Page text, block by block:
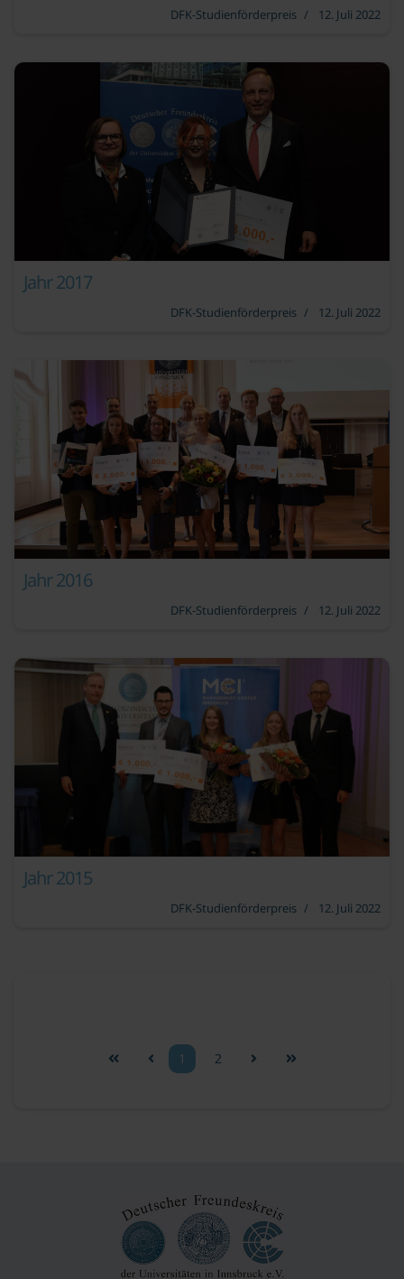
DFK-Studienförderpreis 12. Juli 2022
Jahr 2017
DFK-Studienförderpreis 12. Juli 2022
Jahr 2016
DFK-Studienförderpreis 12. Juli 2022
Jahr 2015
DFK-Studienförderpreis 12. Juli 2022
1 2